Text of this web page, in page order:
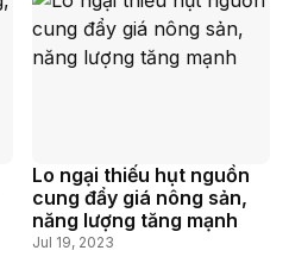
Lo ngại thiếu hụt nguồn
cung đẩy giá nông sản,
năng lượng tăng mạnh
Jul 19, 2023